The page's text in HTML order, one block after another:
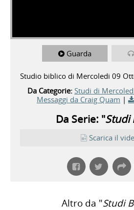
Guarda
Studio biblico di Mercoledi 09
Da Categorie: Studi di
Messaggi da Craig Quam |
Da Serie: "Studi
Scarica il
Altro da "Studi